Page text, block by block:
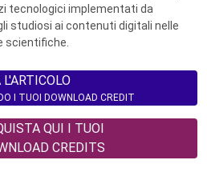
tecnologici implementati da
studiosi ai contenuti digitali nelle
scientifiche.
I TUOI DOWNLOAD CREDIT
QUI I TUOI
CREDITS